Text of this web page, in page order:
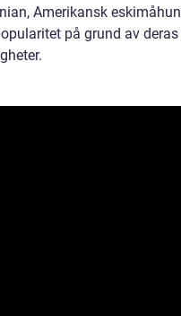
Amerikansk
på grund av